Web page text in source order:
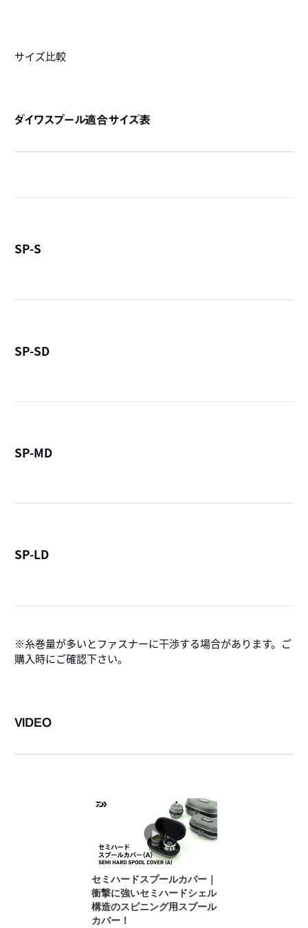
サイズ比較
ダイワスプール適合サイズ表
SP-S
SP-SD
SP-MD
SP-LD
※糸巻量が多いとファスナーに干渉する場合があります。ご
購入時にご確認下さい。
VIDEO